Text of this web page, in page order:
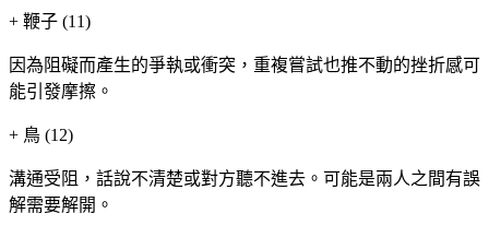
+ 鞭子 (11)
因為阻礙而產生的爭執或衝突，重複嘗試也推不動的挫折感可
能引發摩擦。
+ 鳥 (12)
溝通受阻，話說不清楚或對方聽不進去。可能是兩人之間有誤
解需要解開。